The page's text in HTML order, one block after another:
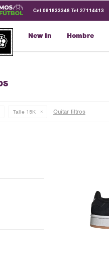
New In Hombre
Cel 091833348 Tel 27114413
Talle 15K Quitar filtros